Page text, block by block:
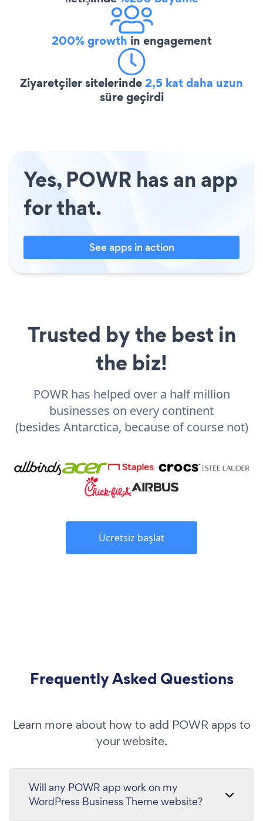
200% growth in engagement
Ziyaretçiler sitelerinde2,5 kat daha uzun
süre geçirdi
Yes, POWR has an app
for that.
See apps in action
Trusted by the best in
the biz!
POWR has helped over a half million
businesses on every continent
(besides Antarctica, because of course not)
Ücretsiz başlat
Frequently Asked Questions
Learn more about how to add POWR apps to
your website.
Will any POWR app work on my
WordPress Business Theme website?